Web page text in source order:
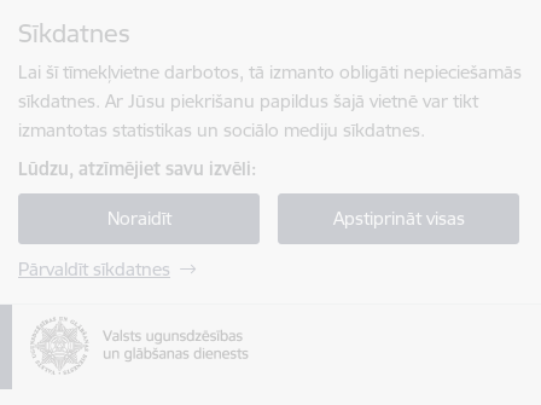
Sīkdatnes
Lai šī tīmekļvietne darbotos, tā izmanto obligāti nepieciešamās
sīkdatnes. Ar Jūsu piekrišanu papildus šajā vietnē var tikt
izmantotas statistikas un sociālo mediju sīkdatnes.
Lūdzu, atzīmējiet savu izvēli:
Noraidīt Apstiprināt visas
Pārvaldīt sīkdatnes